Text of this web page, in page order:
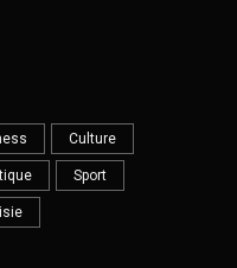
Culture
Sport